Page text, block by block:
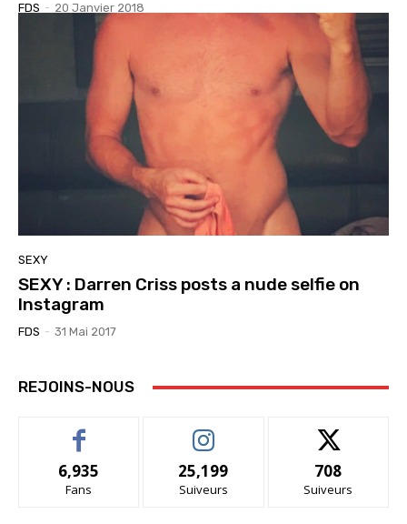
FDS - 20 Janvier 2018
SEXY
SEXY : Darren Criss posts a nude selfie on
Instagram
FDS - 31 Mai 2017
REJOINS-NOUS
6,935
Fans
25,199
Suiveurs
708
Suiveurs